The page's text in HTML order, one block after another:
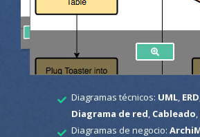
Diagramas técnicos: UML, ERD
Diagrama de red Cableado
Diagramas de negocio: